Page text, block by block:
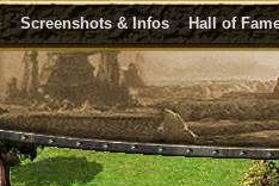
Screenshots & Infos Hall of